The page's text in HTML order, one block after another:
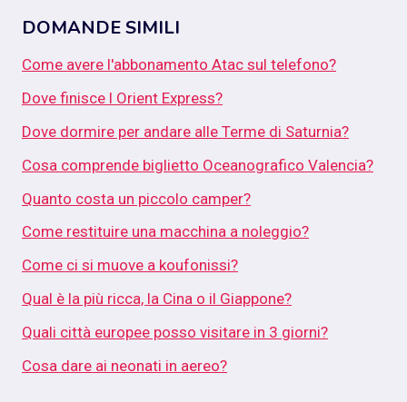
DOMANDE SIMILI
Come avere l'abbonamento Atac sul telefono?
Dove finisce l Orient Express?
Dove dormire per andare alle Terme di Saturnia?
Cosa comprende biglietto Oceanografico Valencia?
Quanto costa un piccolo camper?
Come restituire una macchina a noleggio?
Come ci si muove a koufonissi?
Qual è la più ricca, la Cina o il Giappone?
Quali città europee posso visitare in 3 giorni?
Cosa dare ai neonati in aereo?